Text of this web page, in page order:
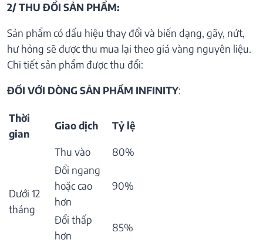
2/ THU ĐỔI SẢN PHẨM:
Sản phẩm có dấu hiệu thay đổi và biến dạng, gãy, nứt,
hư hỏng sẽ được thu mua lại theo giá vàng nguyên liệu.
Chi tiết sản phẩm được thu đổi:
ĐỐI VỚI DÒNG SẢN PHẨM INFINITY:
Thời
gian
Giao dịch Tỷ lệ
Dưới 12
tháng
Thu vào
80%
Đổi ngang
hoặc cao
hơn
90%
Đổi thấp
hơn
85%